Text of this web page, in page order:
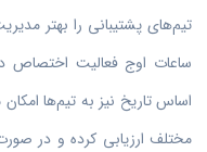
تیم‌های پشتیبانی را بهتر
ساعات اوج فعالیت اختصاص
اساس تاریخ نیز به تیم‌ها
مختلف ارزیابی کرده و در